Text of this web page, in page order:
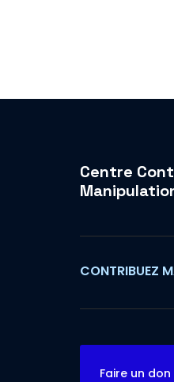
Centre
CONTRIBUEZ
Faire un don